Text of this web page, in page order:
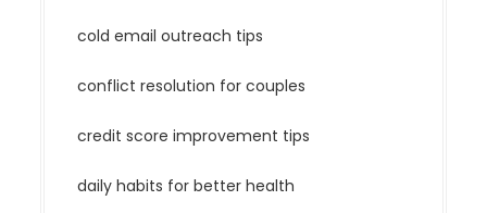
cold email outreach tips
conflict resolution for couples
credit score improvement tips
daily habits for better health